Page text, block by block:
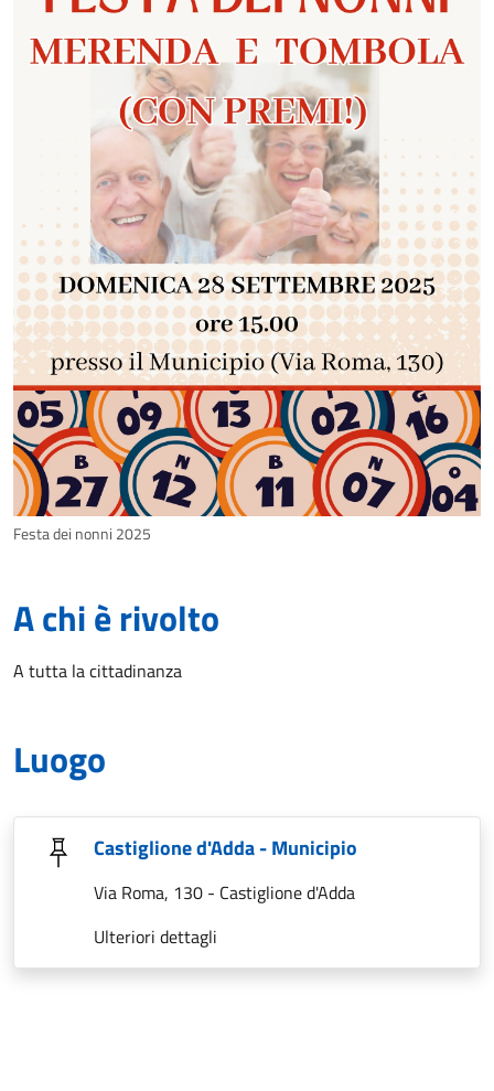
Festa dei nonni 2025
A chi è rivolto
A tutta la cittadinanza
Luogo
Castiglione d'Adda - Municipio
Via Roma, 130 - Castiglione d'Adda
Ulteriori dettagli